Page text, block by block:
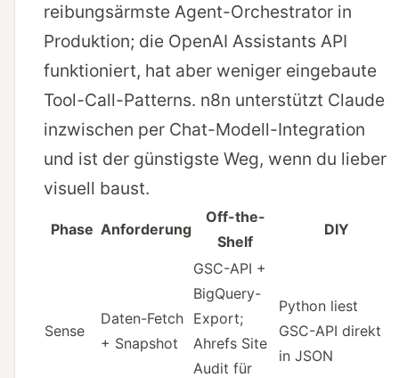
reibungsärmste Agent-Orchestrator in
Produktion; die OpenAI Assistants API
funktioniert, hat aber weniger eingebaute
Tool-Call-Patterns. n8n unterstützt Claude
inzwischen per Chat-Modell-Integration
und ist der günstigste Weg, wenn du lieber
visuell baust.
Phase Anforderung
Off-the-
Shelf
DIY
Sense
Daten-Fetch
+ Snapshot
GSC-API +
BigQuery-
Export;
Ahrefs Site
Audit für
Python liest
GSC-API direkt
in JSON